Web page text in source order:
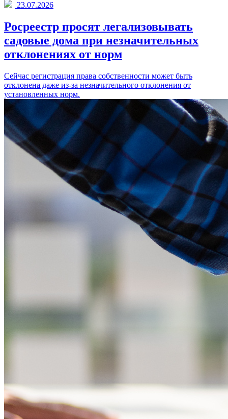
23.07.2026
Росреестр просят легализовывать
садовые дома при незначительных
отклонениях от норм
Сейчас регистрация права собственности может быть
отклонена даже из-за незначительного отклонения от
установленных норм.